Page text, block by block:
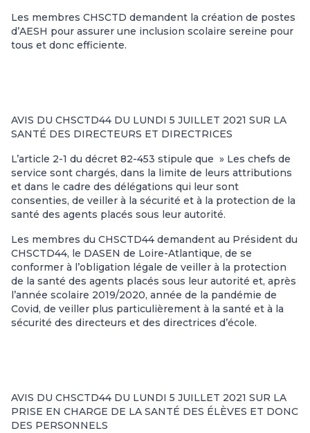
Les membres CHSCTD demandent la création de postes
d’AESH pour assurer une inclusion scolaire sereine pour
tous et donc efficiente.
AVIS DU CHSCTD44 DU LUNDI 5 JUILLET 2021 SUR LA
SANTÉ DES DIRECTEURS ET DIRECTRICES
L’article 2-1 du décret 82-453 stipule que » Les chefs de
service sont chargés, dans la limite de leurs attributions
et dans le cadre des délégations qui leur sont
consenties, de veiller à la sécurité et à la protection de la
santé des agents placés sous leur autorité.
Les membres du CHSCTD44 demandent au Président du
CHSCTD44, le DASEN de Loire-Atlantique, de se
conformer à l’obligation légale de veiller à la protection
de la santé des agents placés sous leur autorité et, après
l’année scolaire 2019/2020, année de la pandémie de
Covid, de veiller plus particulièrement à la santé et à la
sécurité des directeurs et des directrices d’école.
AVIS DU CHSCTD44 DU LUNDI 5 JUILLET 2021 SUR LA
PRISE EN CHARGE DE LA SANTÉ DES ÉLÈVES ET DONC
DES PERSONNELS